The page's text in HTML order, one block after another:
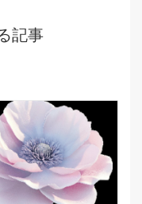
記事